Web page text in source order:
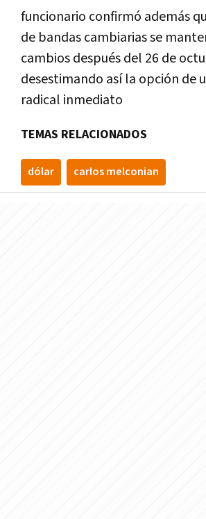
funcionario confirmó además
de bandas cambiarias se
cambios después del 26 de
desestimando así la opción de
radical inmediato
TEMAS RELACIONADOS
dólar carlos melconian